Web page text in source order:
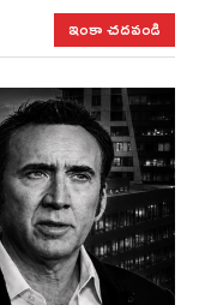
ఇంకా చదవండి